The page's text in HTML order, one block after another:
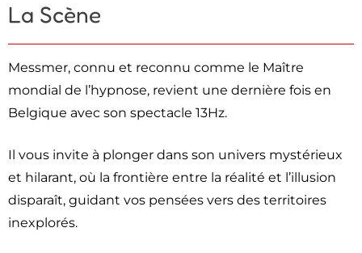
La Scène
Messmer, connu et reconnu comme le Maître
mondial de l’hypnose, revient une dernière fois en
Belgique avec son spectacle 13Hz.
Il vous invite à plonger dans son univers mystérieux
et hilarant, où la frontière entre la réalité et l’illusion
disparaît, guidant vos pensées vers des territoires
inexplorés.